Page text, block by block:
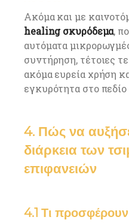
Ακόμα και με
healing σκυρόδεμα,
αυτόματα
συντήρηση, τέτοιες
ακόμα ευρεία χρήση
εγκυρότητα στο
4. Πώς να
διάρκεια των
επιφανειών
4.1 Τι προσφέρουν